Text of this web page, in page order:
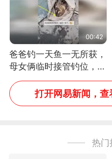
00:42
爸爸钓一天鱼一无所获，
母女俩临时接管钓位，用
玩具鱼竿钓上大鱼
打开网易新闻，
热门